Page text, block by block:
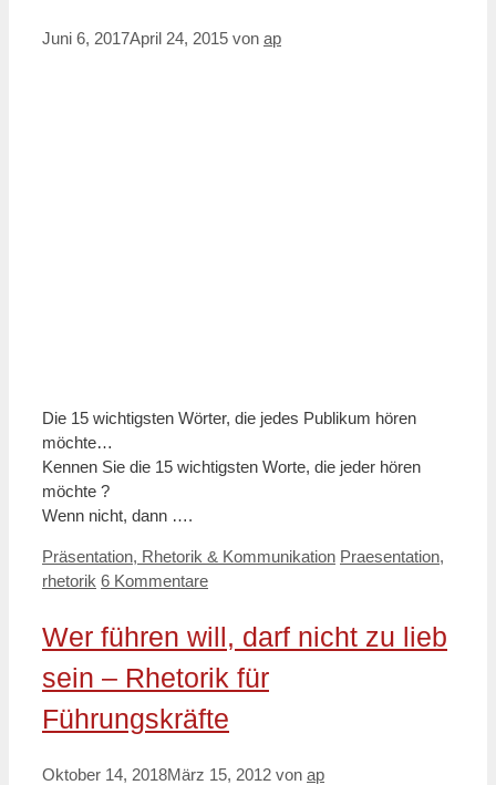
Juni 6, 2017April 24, 2015 von ap
Die 15 wichtigsten Wörter, die jedes Publikum hören
möchte…
Kennen Sie die 15 wichtigsten Worte, die jeder hören
möchte ?
Wenn nicht, dann ….
Kategorien
Präsentation, Rhetorik & Kommunikation Schlagwörter
Praesentation,
rhetorik 6 Kommentare
Wer führen will, darf nicht zu lieb
sein – Rhetorik für
Führungskräfte
Oktober 14, 2018März 15, 2012 von ap